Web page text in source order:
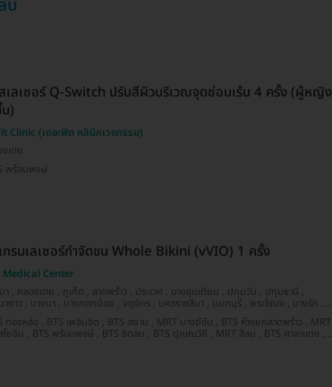
บ
เลเซอร์ Q-Switch ปรับสีผิวบริเวณจุดซ่อนเร้น 4 ครั้ง (ผู้หญิง
)
Clinic (เดอะฟิต คลินิกเวชกรรม)
เตย
พร้อมพงษ์
กรมเลเซอร์กำจัดขน Whole Bikini (vVIO) 1 ครั้ง
Medical Center
เวศ , บางขุนเทียน , ปทุมวัน , ปทุมธานี ,
จตุจักร , นครราชสีมา , นนทบุรี , พระโขนง , บางรัก ,
าร , ประจวบคีรีขันธ์ ,
, หลักสี่ , นครสวรรค์ , บางแค , บางกะปิ , สงขลา , อุดรธานี ,
ขอนแก่น , คลองสาน , นครปฐม
จิต , BTS สยาม , MRT บางยี่ขัน , BTS ห้าแยกลาดพร้าว , MRT
ชิดลม , BTS ปุณณวิถี , MRT สีลม , BTS ศาลาแดง ,